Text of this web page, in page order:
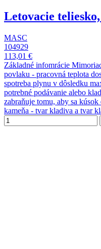
Letovacie
MASC
104929
113,01 €
Základné infomrácie
povlaku - pracovná teplota
spotreba plynu v dôsledku
potrebné podávanie alebo
zabraňuje tomu, aby sa
kameňa - tvar kladiva a tvar